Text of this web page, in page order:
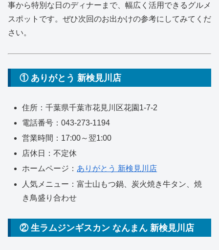
事から特別な日のディナーまで、幅広く活用できるグルメ
スポットです。ぜひ次回のお出かけの参考にしてみてくだ
さい。
① ありがとう 新検見川店
住所：千葉県千葉市花見川区花園1-7-2
電話番号：043-273-1194
営業時間：17:00～翌1:00
店休日：不定休
ホームページ： ありがとう 新検見川店
人気メニュー：富士山もつ鍋、炭火焼き牛タン、焼
き鳥盛り合わせ
② 生ラムジンギスカン なんまん 新検見川店